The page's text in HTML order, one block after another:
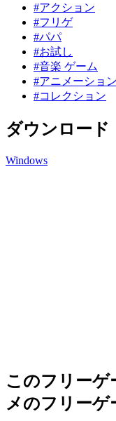
#アクション
#フリゲ
#パパ
#お試し
#音楽 ゲーム
#アニメーション
#コレクション
ダウンロード
Windows
このフリーゲ
メのフリーゲ